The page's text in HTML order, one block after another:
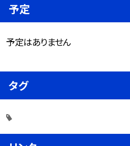
予定
予定はありません
タグ